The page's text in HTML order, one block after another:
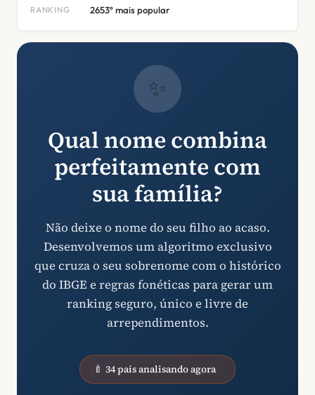
RANKING 2653º mais popular
✨
Qual nome combina
perfeitamente com
sua família?
Não deixe o nome do seu filho ao acaso.
Desenvolvemos um algoritmo exclusivo
que cruza o seu sobrenome com o histórico
do IBGE e regras fonéticas para gerar um
ranking seguro, único e livre de
arrependimentos.
🍼 34 pais analisando agora